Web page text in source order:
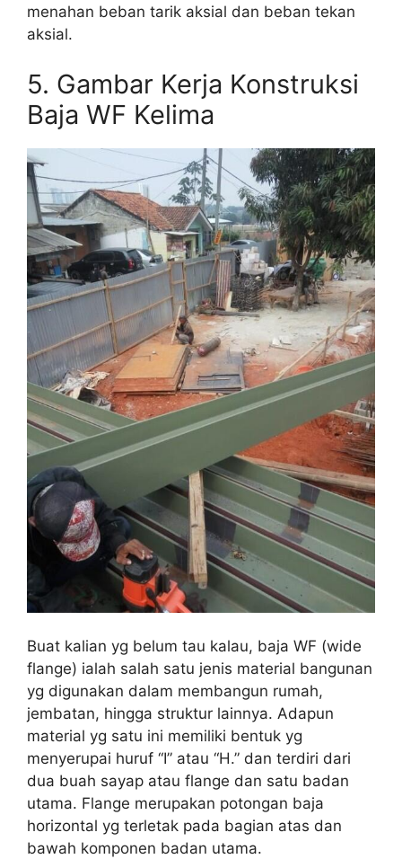
menahan beban tarik aksial dan beban tekan
aksial.
5. Gambar Kerja Konstruksi
Baja WF Kelima
Buat kalian yg belum tau kalau, baja WF (wide
flange) ialah salah satu jenis material bangunan
yg digunakan dalam membangun rumah,
jembatan, hingga struktur lainnya. Adapun
material yg satu ini memiliki bentuk yg
menyerupai huruf “I” atau “H.” dan terdiri dari
dua buah sayap atau flange dan satu badan
utama. Flange merupakan potongan baja
horizontal yg terletak pada bagian atas dan
bawah komponen badan utama.